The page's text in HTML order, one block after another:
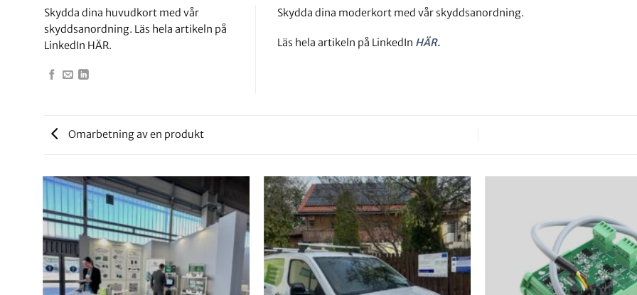
Skydda dina huvudkort med vår
skyddsanordning. Läs hela artikeln på
LinkedIn HÄR.
Skydda dina moderkort med vår skyddsanordning.
Läs hela artikeln på LinkedIn HÄR.
Omarbetning av en produkt